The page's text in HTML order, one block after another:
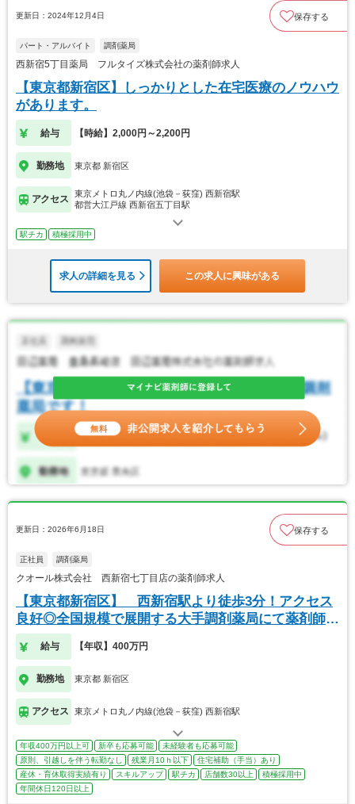
更新日：2024年12月4日 保存する
パート・アルバイト 調剤薬局
西新宿5丁目薬局 フルタイズ株式会社の薬剤師求人
【東京都新宿区】しっかりとした在宅医療のノウハウ
があります。
給与 【時給】2,000円～2,200円
勤務地 東京都 新宿区
アクセス
東京メトロ丸ノ内線(池袋－荻窪) 西新宿駅
都営大江戸線 西新宿五丁目駅
駅チカ 積極採用中
求人の詳細を見る この求人に興味がある
更新日：2026年6月18日 保存する
正社員 調剤薬局
クオール株式会社 西新宿七丁目店の薬剤師求人
【東京都新宿区】 西新宿駅より徒歩3分！アクセス
良好◎全国規模で展開する大手調剤薬局にて薬剤師の
募集
給与 【年収】400万円
勤務地 東京都 新宿区
アクセス 東京メトロ丸ノ内線(池袋－荻窪) 西新宿駅
年収400万円以上可 新卒も応募可能
未経験者も応募可能
原則、引越しを伴う転勤なし
残業月10ｈ以下
住宅補助（手当）あり
産休・育休取得実績有り
スキルアップ 駅チカ 店舗数30以上
積極採用中
年間休日120日以上